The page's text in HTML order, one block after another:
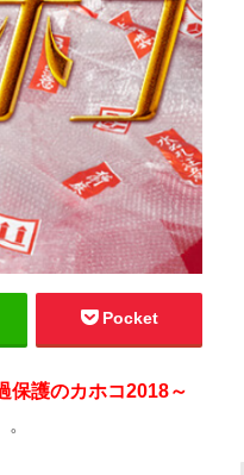
Pocket
保護のカホコ2018～